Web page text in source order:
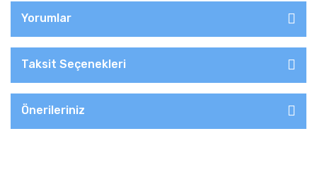
Yorumlar
Taksit Seçenekleri
Önerileriniz